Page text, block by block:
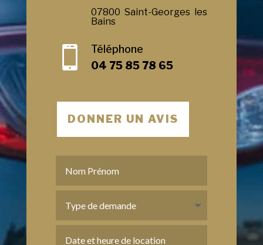
07800 Saint-Georges les
Bains

Téléphone
04 75 85 78 65
DONNER UN AVIS